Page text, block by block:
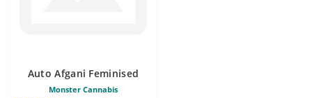
Auto Afgani Feminised
Monster Cannabis